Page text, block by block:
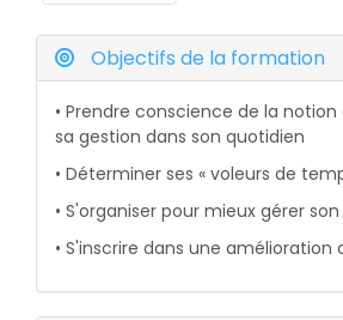
Objectifs de la formation
• Prendre conscience de la
sa gestion dans son quotidien
• Déterminer ses « voleurs de
• S'organiser pour mieux gérer
• S'inscrire dans une amélioration